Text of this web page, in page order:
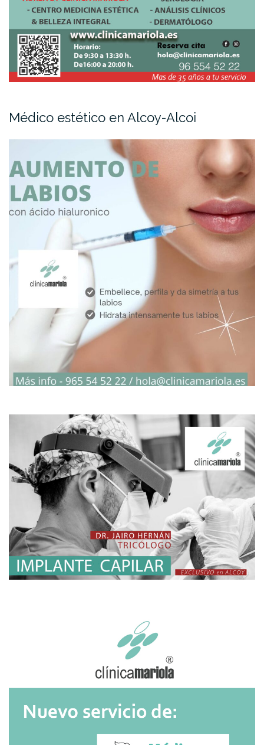
Médico estético en Alcoy-Alcoi